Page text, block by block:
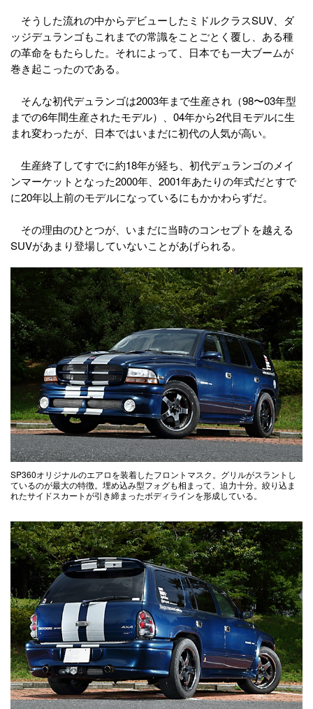
そうした流れの中からデビューしたミドルクラスSUV、ダ
ッジデュランゴもこれまでの常識をことごとく覆し、ある種
の革命をもたらした。それによって、日本でも一大ブームが
巻き起こったのである。
そんな初代デュランゴは2003年まで生産され（98〜03年型
までの6年間生産されたモデル）、04年から2代目モデルに生
まれ変わったが、日本ではいまだに初代の人気が高い。
生産終了してすでに約18年が経ち、初代デュランゴのメイ
ンマーケットとなった2000年、2001年あたりの年式だとすで
に20年以上前のモデルになっているにもかかわらずだ。
その理由のひとつが、いまだに当時のコンセプトを越える
SUVがあまり登場していないことがあげられる。
SP360オリジナルのエアロを装着したフロントマスク。グリルがスラントし
ているのが最大の特徴。埋め込み型フォグも相まって、迫力十分。絞り込ま
れたサイドスカートが引き締まったボディラインを形成している。